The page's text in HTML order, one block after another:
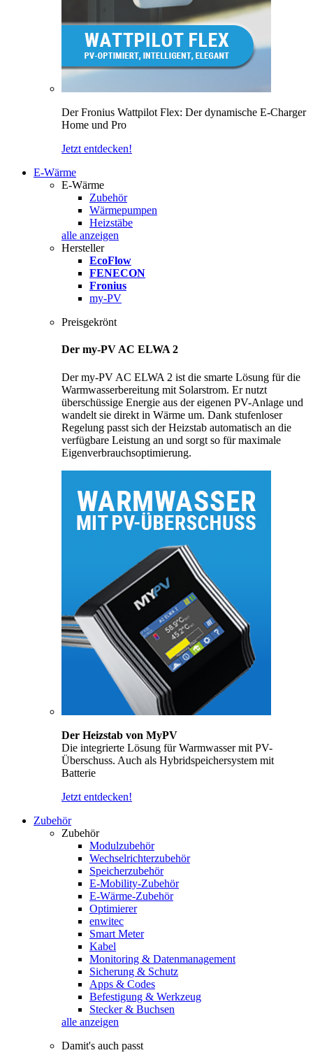
Der Fronius Wattpilot Flex: Der dynamische E-Charger
Home und Pro
Jetzt entdecken!
E-Wärme
E-Wärme
Zubehör
Wärmepumpen
Heizstäbe
alle anzeigen
Hersteller
EcoFlow
FENECON
Fronius
my-PV
Preisgekrönt
Der my-PV AC ELWA 2
Der my-PV AC ELWA 2 ist die smarte Lösung für die
Warmwasserbereitung mit Solarstrom. Er nutzt
überschüssige Energie aus der eigenen PV-Anlage und
wandelt sie direkt in Wärme um. Dank stufenloser
Regelung passt sich der Heizstab automatisch an die
verfügbare Leistung an und sorgt so für maximale
Eigenverbrauchsoptimierung.
Der Heizstab von MyPV
Die integrierte Lösung für Warmwasser mit PV-
Überschuss. Auch als Hybridspeichersystem mit
Batterie
Jetzt entdecken!
Zubehör
Zubehör
Modulzubehör
Wechselrichterzubehör
Speicherzubehör
E-Mobility-Zubehör
E-Wärme-Zubehör
Optimierer
enwitec
Smart Meter
Kabel
Monitoring & Datenmanagement
Sicherung & Schutz
Apps & Codes
Befestigung & Werkzeug
Stecker & Buchsen
alle anzeigen
Damit's auch passt